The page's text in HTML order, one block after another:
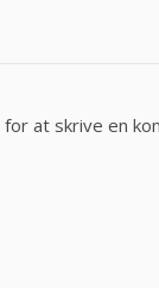
for at skrive en